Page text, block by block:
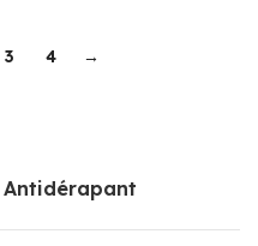
Antidérapant
3 4 →